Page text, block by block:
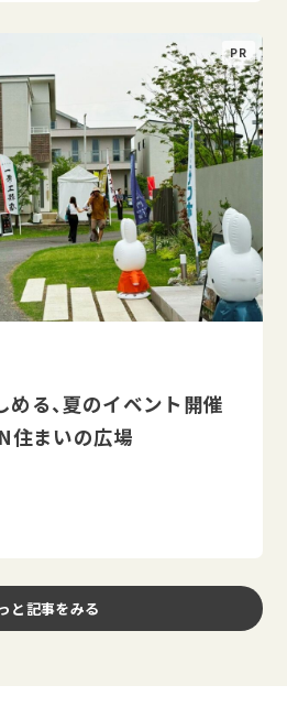
る、夏のイベント開催
住まいの広場
と記事をみる